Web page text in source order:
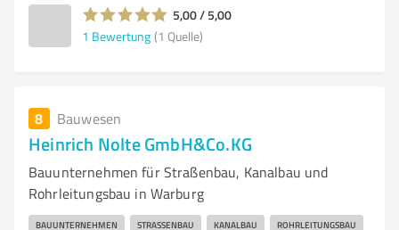
5,00 / 5,00
1 Bewertung (1 Quelle)
8 Bauwesen
Heinrich Nolte GmbH&Co.KG
Bauunternehmen für Straßenbau, Kanalbau und
Rohrleitungsbau in Warburg
BAUUNTERNEHMEN STRASSENBAU KANALBAU ROHRLEITUNGSBAU